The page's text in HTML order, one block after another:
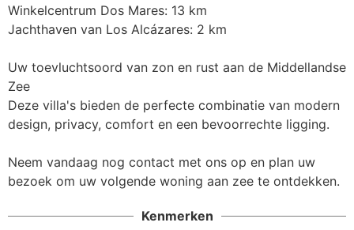
Winkelcentrum Dos Mares: 13 km
Jachthaven van Los Alcázares: 2 km
Uw toevluchtsoord van zon en rust aan de Middellandse
Zee
Deze villa's bieden de perfecte combinatie van modern
design, privacy, comfort en een bevoorrechte ligging.
Neem vandaag nog contact met ons op en plan uw
bezoek om uw volgende woning aan zee te ontdekken.
Kenmerken